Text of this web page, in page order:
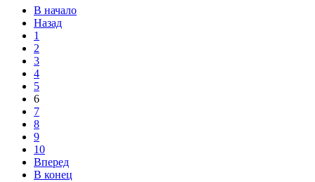
В начало
Назад
1
2
3
4
5
6
7
8
9
10
Вперед
В конец